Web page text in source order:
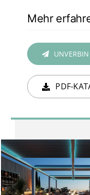
Mehr
PDF-